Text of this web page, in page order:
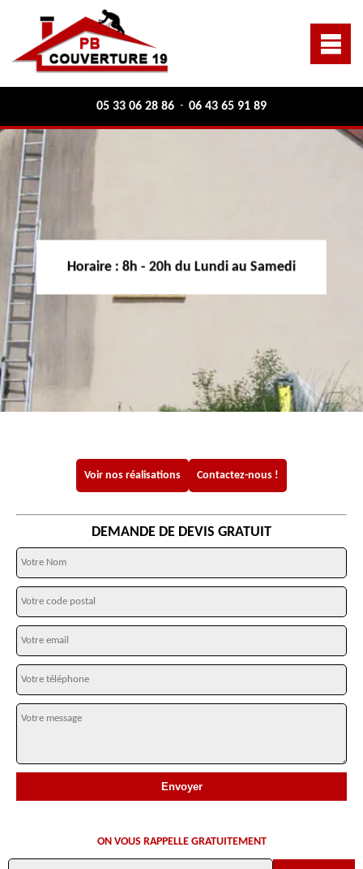
05 33 06 28 86 - 06 43 65 91 89
Horaire : 8h - 20h du Lundi au Samedi
Voir nos réalisations Contactez-nous !
DEMANDE DE DEVIS GRATUIT
ON VOUS RAPPELLE GRATUITEMENT